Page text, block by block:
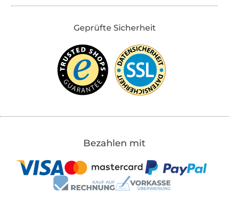
Geprüfte Sicherheit
Bezahlen mit